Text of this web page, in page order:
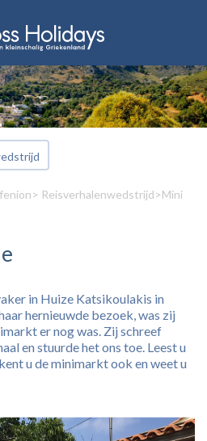
> Reisverhalenwedstrijd>Mini
in Huize Katsikoulakis in
hernieuwde bezoek, was zij
er nog was. Zij schreef
en stuurde het ons toe. Leest u
u de minimarkt ook en weet u